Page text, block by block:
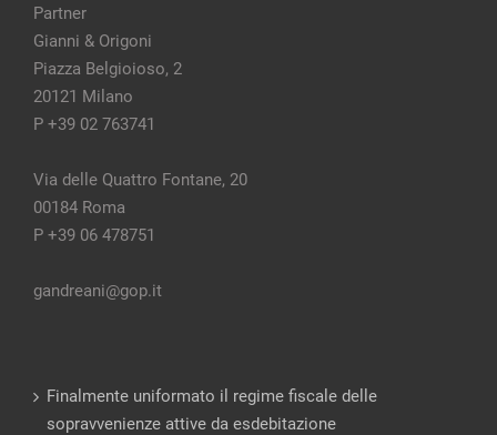
Partner
Gianni & Origoni
Piazza Belgioioso, 2
20121 Milano
P +39 02 763741
Via delle Quattro Fontane, 20
00184 Roma
P +39 06 478751
gandreani@gop.it
Finalmente uniformato il regime fiscale delle
sopravvenienze attive da esdebitazione